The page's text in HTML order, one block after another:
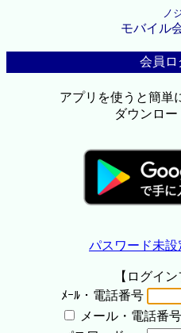
ノ
モバイル
会員ロ
アプリを使うと簡単
ダウンロ
パスワード未
【ログイ
ﾒｰﾙ・電話番号
メール・電話番